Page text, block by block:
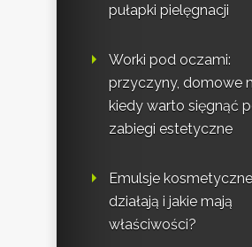
pułapki pielęgnacji
Worki pod oczami:
przyczyny, domowe
kiedy warto sięgnąć
zabiegi estetyczne
Emulsje
działają i jakie mają
właściwości?